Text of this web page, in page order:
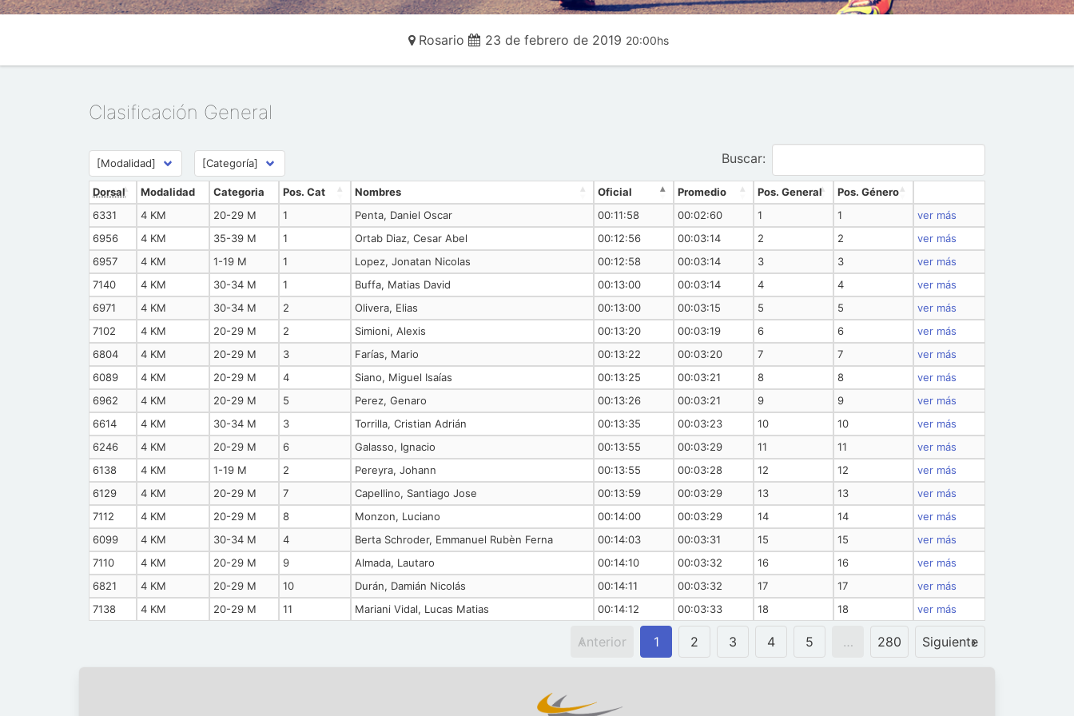
Rosario 23 de febrero de 2019 20:00hs
Clasificación General
Buscar:
Dorsal Modalidad Categoria Pos. Cat Nombres Oficial Promedio Pos. General
Pos. Género
6331
4 KM 20-29 M 1 Penta, Daniel Oscar 00:11:58 00:02:60 1 1
ver más
6956
4 KM 35-39 M 1 Ortab Diaz, Cesar Abel 00:12:56 00:03:14 2 2
ver más
6957
4 KM 1-19 M 1 Lopez, Jonatan Nicolas 00:12:58 00:03:14 3 3
ver más
7140
4 KM 30-34 M 1 Buffa, Matias David 00:13:00 00:03:14 4 4
ver más
6971
4 KM 30-34 M 2 Olivera, Elias 00:13:00 00:03:15 5 5
ver más
7102
4 KM 20-29 M 2 Simioni, Alexis 00:13:20 00:03:19 6 6
ver más
6804
4 KM 20-29 M 3 Farías, Mario 00:13:22 00:03:20 7 7
ver más
6089
4 KM 20-29 M 4 Siano, Miguel Isaías 00:13:25 00:03:21 8 8
ver más
6962
4 KM 20-29 M 5 Perez, Genaro 00:13:26 00:03:21 9 9
ver más
6614
4 KM 30-34 M 3 Torrilla, Cristian Adrián 00:13:35 00:03:23 10 10
ver más
6246
4 KM 20-29 M 6 Galasso, Ignacio 00:13:55 00:03:29 11 11
ver más
6138
4 KM 1-19 M 2 Pereyra, Johann 00:13:55 00:03:28 12 12
ver más
6129
4 KM 20-29 M 7 Capellino, Santiago Jose 00:13:59 00:03:29 13 13
ver más
7112
4 KM 20-29 M 8 Monzon, Luciano 00:14:00 00:03:29 14 14
ver más
6099
4 KM 30-34 M 4 Berta Schroder, Emmanuel Rubèn Ferna 00:14:03 00:03:31 15 15
ver más
7110
4 KM 20-29 M 9 Almada, Lautaro 00:14:10 00:03:32 16 16
ver más
6821
4 KM 20-29 M 10 Durán, Damián Nicolás 00:14:11 00:03:32 17 17
ver más
7138
4 KM 20-29 M 11 Mariani Vidal, Lucas Matias 00:14:12 00:03:33 18 18 ver más
Anterior 1 2 3 4 5 … 280 Siguiente